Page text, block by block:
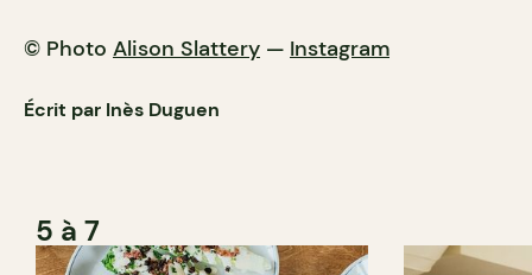
© Photo Alison Slattery — Instagram
Écrit par Inès Duguen
5 à 7